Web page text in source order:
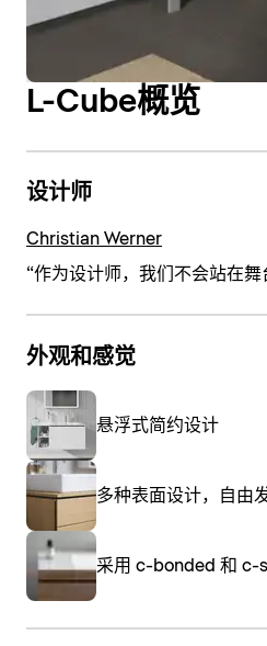
L-Cube概览
设计师
Christian Werner
“作为设计师，我们不会站在舞
外观和感觉
悬浮式简约设计
多种表面设计，自由
采用 c-bonded 和 c-